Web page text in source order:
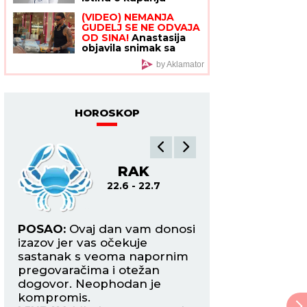
beba zaista ugrožena i
šta morate znati
(VIDEO) NEMANJA
GUDELJ SE NE ODVAJA
OD SINA! Anastasija
objavila snimak sa
mora: Ponosni tata
gura kolica dok Ilijan
spava, raznežila sve
by Aklamator
HOROSKOP
RAK
22.6 - 22.7
POSAO: Ovaj dan vam donosi
izazov jer vas očekuje
sastanak s veoma napornim
pregovaračima i otežan
dogovor. Neophodan je
kompromis.
Ukoliko